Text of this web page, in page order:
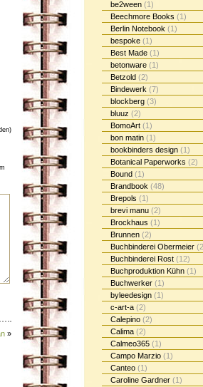
be2ween (1)
Beechmore Books (1)
Berlin Notebook (1)
bespoke (1)
Best Made (1)
betonware (1)
Betzold (2)
Bindewerk (7)
blockberg (3)
bluuz (2)
BomoArt (1)
bon matin (1)
bookbinders design (1)
Botanical Paperworks (2)
Bound (1)
Brandbook (48)
Brepols (1)
brevi manu (2)
Brockhaus (1)
Brunnen (2)
Buchbinderei Obermeier
Buchbinderei Rost (12)
Buchproduktion Kühn (1)
Buchwerker (1)
byleedesign (1)
c-art-a (2)
Calepino (2)
Calima (2)
Calmeo365 (1)
Campo Marzio (1)
Canteo (1)
Caroline Gardner (1)
»